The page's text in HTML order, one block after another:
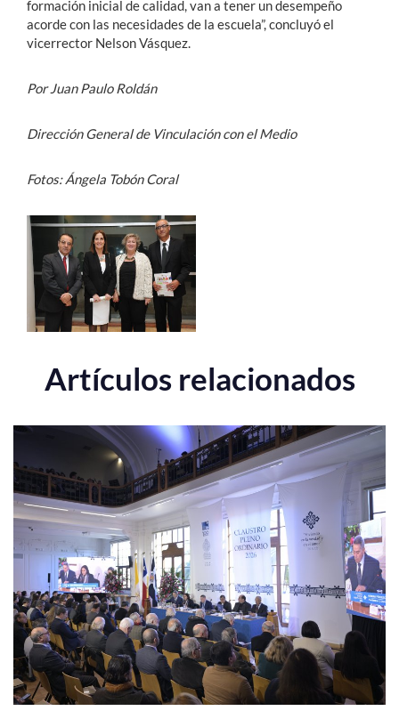
formación inicial de calidad, van a tener un desempeño
acorde con las necesidades de la escuela”, concluyó el
vicerrector Nelson Vásquez.
Por Juan Paulo Roldán
Dirección General de Vinculación con el Medio
Fotos: Ángela Tobón Coral
Artículos relacionados